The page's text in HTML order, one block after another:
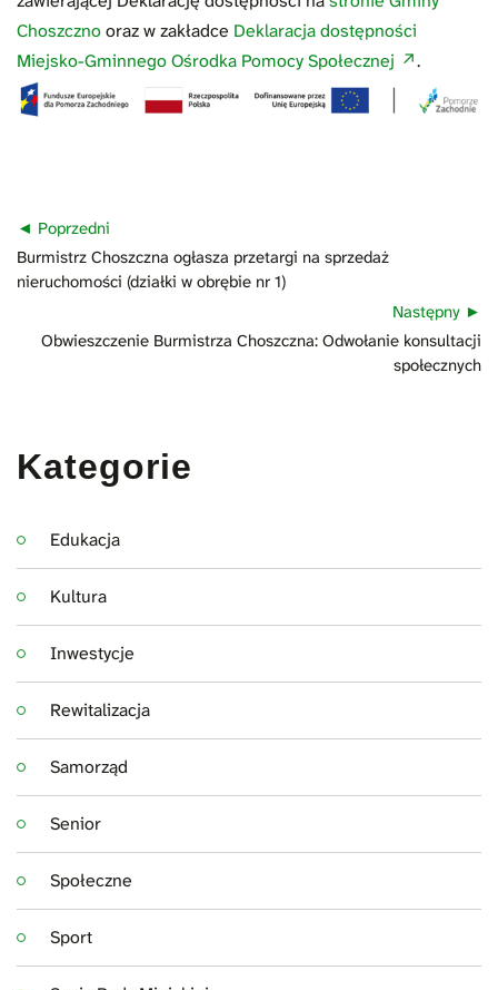
Choszcznooraz w zakładce Deklaracja dostępności
Miejsko-Gminnego Ośrodka Pomocy Społecznej
.
Nawigacja
wpisu
Poprzedni
Poprzedni
wpis:
Burmistrz Choszczna ogłasza przetargi na sprzedaż
nieruchomości (działki w obrębie nr 1)
Następny
Następny
Obwieszczenie Burmistrza Choszczna: Odwołanie konsultacji
społecznych
Kategorie
Edukacja
Kultura
Inwestycje
Rewitalizacja
Samorząd
Senior
Społeczne
Sport